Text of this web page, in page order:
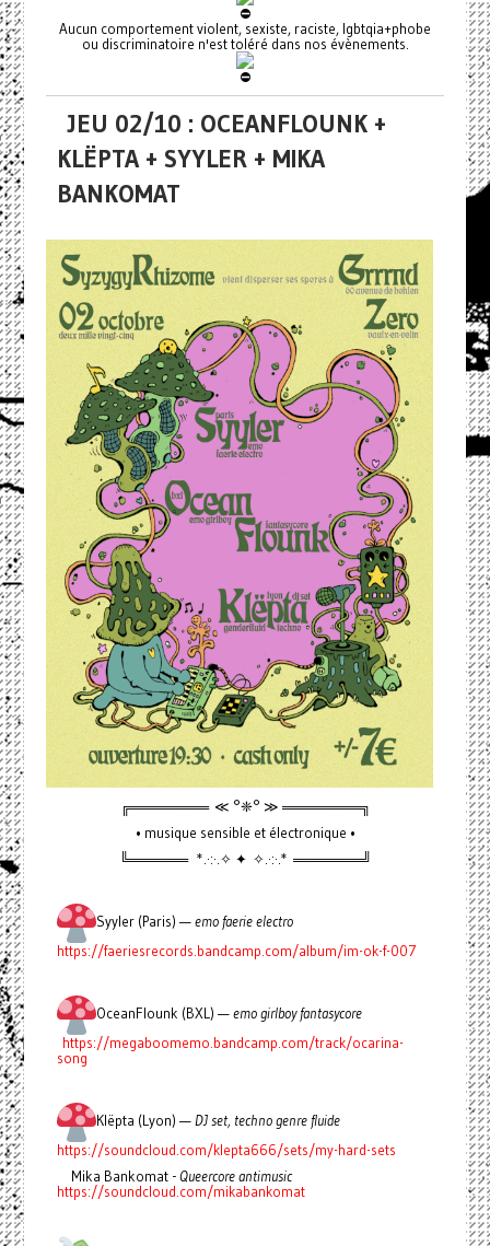
Aucun comportement violent, sexiste, raciste, lgbtqia+phobe
ou discriminatoire n'est toléré dans nos évènements.
JEU 02/10 : OCEANFLOUNK +
KLËPTA + SYYLER + MIKA
BANKOMAT
╔════════ ≪ °❈° ≫ ════════╗
• musique sensible et électronique •
╚══════ *.·:·.✧ ✦ ✧.·:·.* ═══════╝
Syyler (Paris) —emo faerie electro
https://faeriesrecords.bandcamp.com/album/im-ok-f-007
OceanFlounk (BXL) —emo girlboy fantasycore
https://megaboomemo.bandcamp.com/track/ocarina-
song
Klëpta (Lyon) —DJ set, techno genre fluide
https://soundcloud.com/klepta666/sets/my-hard-sets
Mika Bankomat -Queercore antimusic
https://soundcloud.com/mikabankomat